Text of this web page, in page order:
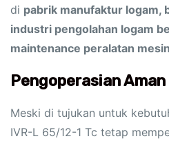
di pabrik manufaktur logam,
industri pengolahan logam
maintenance peralatan
Pengoperasian
Meski di tujukan untuk
IVR-L 65/12-1 Tc tetap